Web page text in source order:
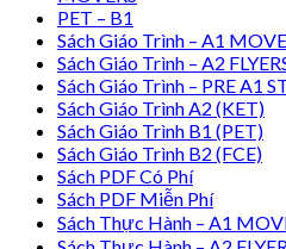
PET – B1
Sách Giáo Trình – A1
Sách Giáo Trình – A2
Sách Giáo Trình – PRE A1
Sách Giáo Trình A2 (KET)
Sách Giáo Trình B1 (PET)
Sách Giáo Trình B2 (FCE)
Sách PDF Có Phí
Sách PDF Miễn Phí
Sách Thực Hành – A1